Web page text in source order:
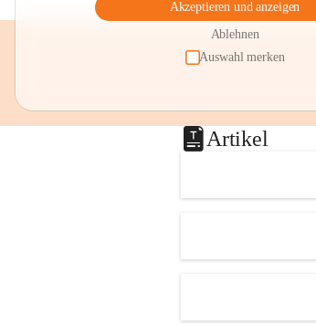
Akzeptieren und anzeigen
Ablehnen
Auswahl merken
Artikel